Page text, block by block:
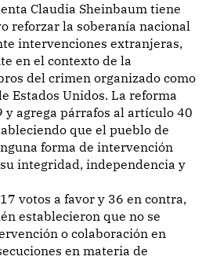
Claudia Sheinbaum tiene
reforzar la soberanía nacional
intervenciones extranjeras,
en el contexto de la
del crimen organizado como
Estados Unidos. La reforma
agrega párrafos al artículo 40
que el pueblo de
forma de intervención
integridad, independencia y
votos a favor y 36 en contra,
establecieron que no se
o colaboración en
en materia de